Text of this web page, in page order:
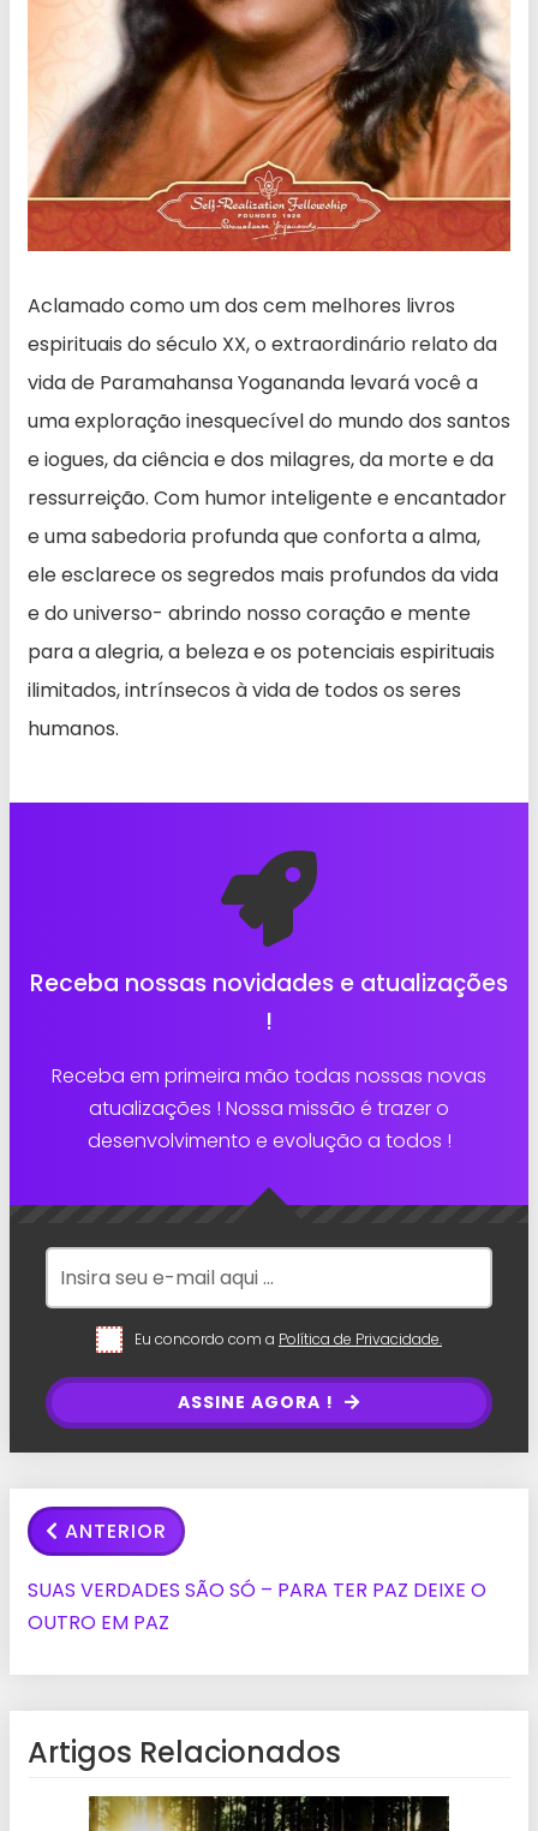
Aclamado como um dos cem melhores livros
espirituais do século XX, o extraordinário relato da
vida de Paramahansa Yogananda levará você a
uma exploração inesquecível do mundo dos santos
e iogues, da ciência e dos milagres, da morte e da
ressurreição. Com humor inteligente e encantador
e uma sabedoria profunda que conforta a alma,
ele esclarece os segredos mais profundos da vida
e do universo- abrindo nosso coração e mente
para a alegria, a beleza e os potenciais espirituais
ilimitados, intrínsecos à vida de todos os seres
humanos.
Receba nossas novidades e atualizações
!
Receba em primeira mão todas nossas novas
atualizações ! Nossa missão é trazer o
desenvolvimento e evolução a todos !
Eu concordo com a Política de Privacidade.
ASSINE AGORA !
ANTERIOR
SUAS VERDADES SÃO SÓ – PARA TER PAZ DEIXE O
OUTRO EM PAZ
Artigos Relacionados